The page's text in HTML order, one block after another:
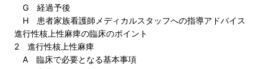
G 経過予後
H 患者家族看護師メディカルスタッフへの指導アドバイス
進行性核上性麻痺の臨床のポイント
2 進行性核上性麻痺
A 臨床で必要となる基本事項